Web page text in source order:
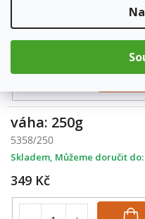
199 Kč
váha: 250g
5358/250
349 Kč
Skladem